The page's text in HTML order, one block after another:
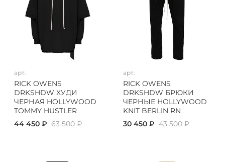
арт.
RICK OWENS
DRKSHDW ХУДИ
ЧЕРНАЯ HOLLYWOOD
TOMMY HUSTLER
44 450 ₽ 63 500 ₽
арт.
RICK OWENS
DRKSHDW БРЮКИ
ЧЕРНЫЕ HOLLYWOOD
KNIT BERLIN RN
30 450 ₽ 43 500 ₽